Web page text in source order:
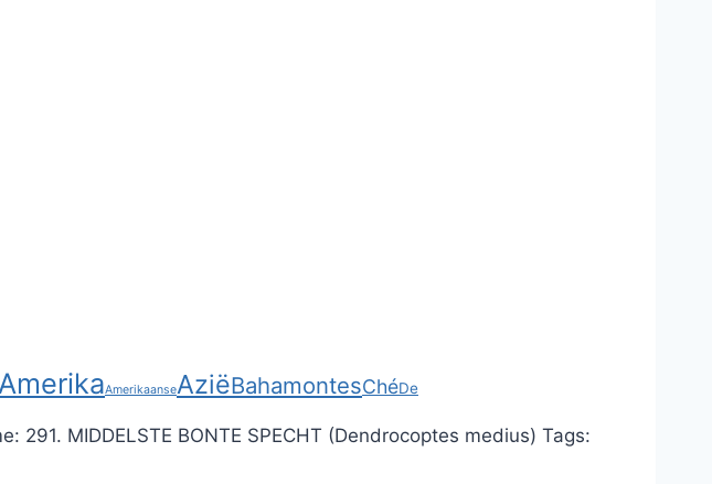
AmerikaAmerikaanseAziëBahamontesChéDe
291. MIDDELSTE BONTE SPECHT (Dendrocoptes medius) Tags: